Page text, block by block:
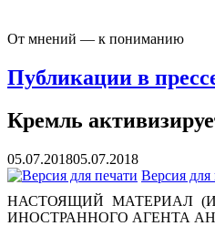
От мнений — к пониманию
Публикации в
Кремль
05.07.201805.07.2018
Версия для
НАСТОЯЩИЙ МАТЕРИАЛ
ИНОСТРАННОГО АГЕНТА